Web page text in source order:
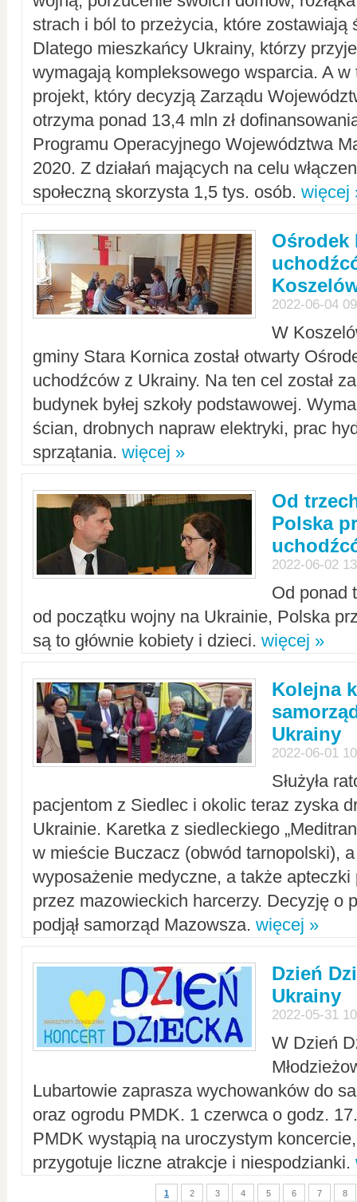
strach i ból to przeżycia, które zostawiają
Dlatego mieszkańcy Ukrainy, którzy
wymagają kompleksowego wsparcia. A w
projekt, który decyzją Zarządu
otrzyma ponad 13,4 mln zł
Programu Operacyjnego Województwa
2020. Z działań mających na celu
społeczną skorzysta 1,5 tys. osób. więcej
Ośrodek
2022-06-04
W
gminy Stara Kornica został otwarty
uchodźców z Ukrainy. Na ten cel został
budynek byłej szkoły podstawowej.
ścian, drobnych napraw elektryki, prac
sprzątania. więcej »
Od
Polska
2022-06-02
Od ponad
od początku wojny na Ukrainie, Polska
są to głównie kobiety i dzieci. więcej »
Kolejna
Ukrainy
2022-06-01
Służyła
pacjentom z Siedlec i okolic teraz zyska
Ukrainie. Karetka z siedleckiego
w mieście Buczacz (obwód tarnopolski),
wyposażenie medyczne, a także apteczki
przez mazowieckich harcerzy. Decyzję o
podjął samorząd Mazowsza. więcej »
Dzień
Ukrainy
2022-05-31
W Dzień
Lubartowie zaprasza wychowanków do
oraz ogrodu PMDK. 1 czerwca o godz.
PMDK wystąpią na uroczystym
przygotuje liczne atrakcje i niespodzianki.
1 2 3 4 5 6 7 8